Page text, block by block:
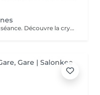
Redessinez votre silouhette en une séance. Découvre la cryolipolise augmentée, une technologie haute gamme, fariquée en France par ContourParis. Éliminez les amas graisseux grâce à l'efficacité du froid. Il est possible qu'il y ait des contre-indications à la réalisation de ce soin. Si vous n'êtes jamais venu, je vous conseille de réserver au préalable un bilan silhouette ou de téléphoner au cabinet.